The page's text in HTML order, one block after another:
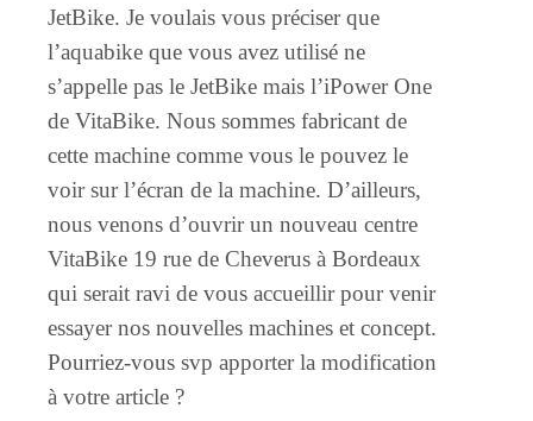
JetBike. Je voulais vous préciser que
l’aquabike que vous avez utilisé ne
s’appelle pas le JetBike mais l’iPower One
de VitaBike. Nous sommes fabricant de
cette machine comme vous le pouvez le
voir sur l’écran de la machine. D’ailleurs,
nous venons d’ouvrir un nouveau centre
VitaBike 19 rue de Cheverus à Bordeaux
qui serait ravi de vous accueillir pour venir
essayer nos nouvelles machines et concept.
Pourriez-vous svp apporter la modification
à votre article ?